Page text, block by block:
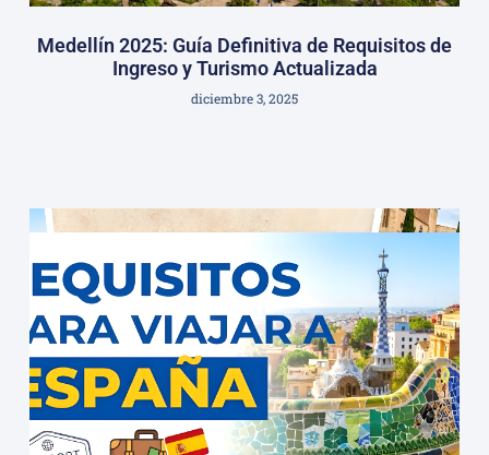
Medellín 2025: Guía Definitiva de Requisitos de
Ingreso y Turismo Actualizada
diciembre 3, 2025